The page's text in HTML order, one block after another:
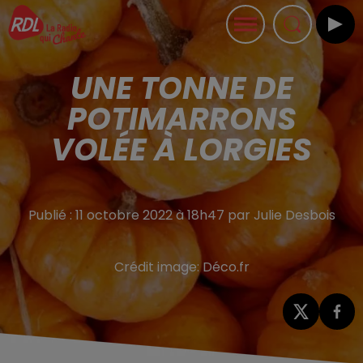
UNE TONNE DE
POTIMARRONS
VOLÉE À LORGIES
Publié : 11 octobre 2022 à 18h47 par Julie Desbois
Crédit image:Déco.fr